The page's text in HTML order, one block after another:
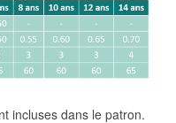
incluses dans le patron.